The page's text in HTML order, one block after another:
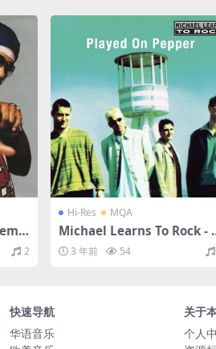
/122
Hi-Res MQA
Michael Learns To Rock -
ayed on Pepper (2014
aster)（1995/FLAC/分轨/82
3 年前 54
快速导航
华语音乐
关于
个人